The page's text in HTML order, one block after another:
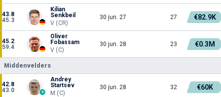
43.8
45.3
Kilian
Senkbeil
V (CR)
30 jun. 27 27 €82.9K
45.2
59.4
Oliver
Fobassam
V (C)
30 jun. 28 23 €0.3M
Middenvelders
42.8
43.0
Andrey
Startsev
M (C)
30 jun. 28 32 €60K